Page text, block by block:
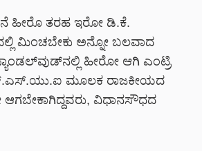
ಹೀರೊ ತರಹ ಇರೋ ಡಿ.ಕೆ.
ಮಿಂಚಬೇಕು ಅನ್ನೋ ಬಲವಾದ
ಹೀರೋ ಆಗಿ ಎಂಟ್ರಿ
ಎನ್.ಎಸ್.ಯು.ಐ ಮೂಲಕ ರಾಜಕೀಯದ
ಆಗಬೇಕಾಗಿದ್ದವರು, ವಿಧಾನಸೌಧದ